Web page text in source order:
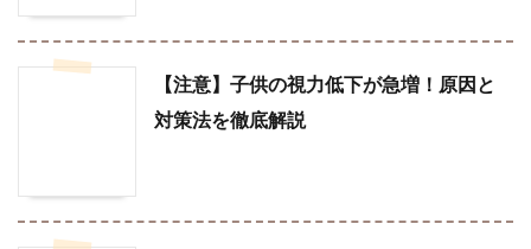
【注意】子供の視力低下が急増！原因と
対策法を徹底解説